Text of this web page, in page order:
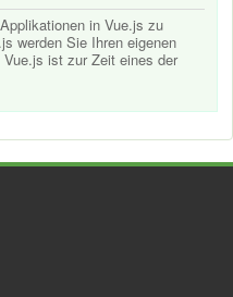
in Vue.js zu
werden Sie Ihren eigenen
ist zur Zeit eines der